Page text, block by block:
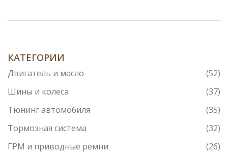
рассмотрим применение ламп H7, их основные
Читайте далее, чтобы узнать, как сделать
замене ламп H7.
КАТЕГОРИИ
Двигатель и масло
(52)
Шины и колеса
(37)
Тюнинг автомобиля
(35)
Тормозная система
(32)
ГРМ и приводные ремни
(26)